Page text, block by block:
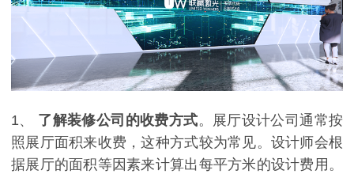
1、 了解装修公司的收费方式。展厅设计公司通常按
照展厅面积来收费，这种方式较为常见。设计师会根
据展厅的面积等因素来计算出每平方米的设计费用。